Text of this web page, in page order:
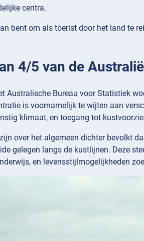
centra.
bent om als toerist door het land te
4/5 van de
Australische Bureau voor Statistiek
is voornamelijk te wijten aan
klimaat, en toegang tot
over het algemeen dichter bevolkt
gelegen langs de kustlijnen. Deze
en levensstijlmogelijkheden